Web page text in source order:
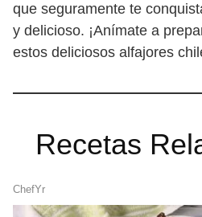
que seguramente te
y delicioso. ¡Anímate a
estos deliciosos alfajores
Recetas
ChefYr